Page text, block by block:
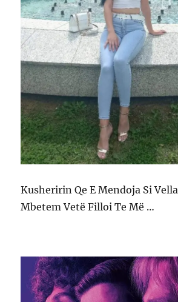
Kusheririn Qe E Mendoja Si
Mbetem Vetë Filloi Te Më …